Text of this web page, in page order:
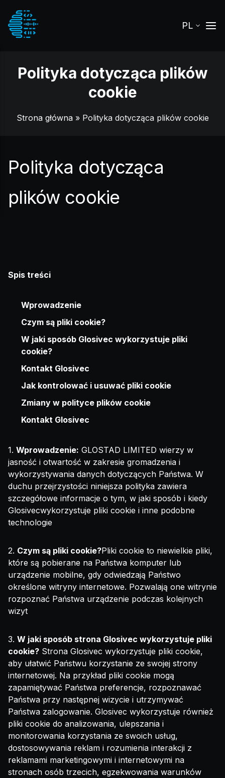
PL
Polityka dotycząca plików
cookie
Strona główna » Polityka dotycząca plików cookie
Polityka dotycząca
plików cookie
Spis treści
Wprowadzenie
Czym są pliki cookie?
W jaki sposób Glosivec wykorzystuje pliki
cookie?
Kontakt Glosivec
Jak kontrolować i usuwać pliki cookie
Zmiany w polityce plików cookie
Kontakt Glosivec
1. Wprowadzenie: GLOSTAD LIMITED wierzy w
jasność i otwartość w zakresie gromadzenia i
wykorzystywania danych dotyczących Państwa. W
duchu przejrzystości niniejsza polityka zawiera
szczegółowe informacje o tym, w jaki sposób i kiedy
Glosivecwykorzystuje pliki cookie i inne podobne
technologie
2. Czym są pliki cookie?Pliki cookie to niewielkie pliki,
które są pobierane na Państwa komputer lub
urządzenie mobilne, gdy odwiedzają Państwo
określone witryny internetowe. Pozwalają one witrynie
rozpoznać Państwa urządzenie podczas kolejnych
wizyt
3. W jaki sposób strona Glosivec wykorzystuje pliki
cookie? Strona Glosivec wykorzystuje pliki cookie,
aby ułatwić Państwu korzystanie ze swojej strony
internetowej. Na przykład pliki cookie mogą
zapamiętywać Państwa preferencje, rozpoznawać
Państwa przy następnej wizycie i utrzymywać
Państwa zalogowanie. Glosivec wykorzystuje również
pliki cookie do analizowania, ulepszania i
monitorowania korzystania ze swoich usług,
dostosowywania reklam i rozumienia interakcji z
reklamami marketingowymi i internetowymi na
stronach osób trzecich, egzekwowania warunków